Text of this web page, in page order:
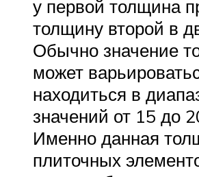
у первой толщина
толщину второй в
Обычно значение
может
находиться в
значений от 15 до
Именно данная
плиточных